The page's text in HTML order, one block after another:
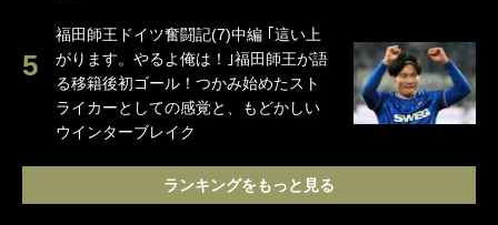
福田師王ドイツ奮闘記(7)中編 ｢這い上
がります。やるよ俺は！｣福田師王が語
る移籍後初ゴール！つかみ始めたスト
ライカーとしての感覚と、もどかしい
ウインターブレイク
ランキングをもっと見る